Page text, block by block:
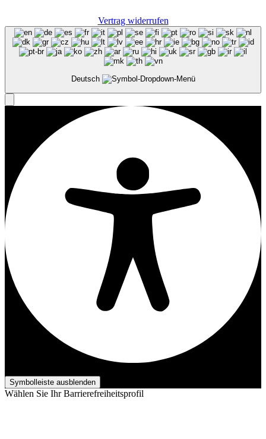
Vertrag widerrufen
Deutsch
Symbolleiste ausblenden
Wählen Sie Ihr Barrierefreiheitsprofil